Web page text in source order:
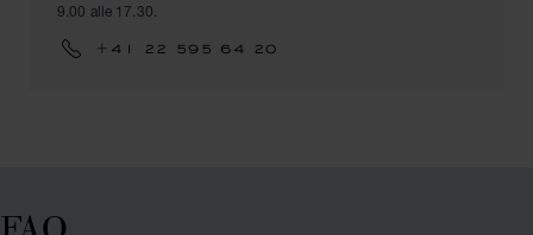
9.00 alle 17.30.
+41 22 595 64 20
FAQ